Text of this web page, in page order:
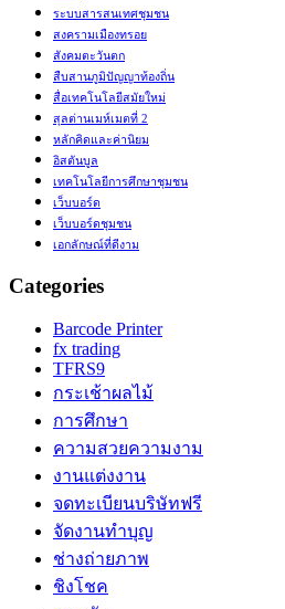
ระบบสารสนเทศชุมชน
สงครามเมืองทรอย
สังคมตะวันตก
สืบสานภูมิปัญญาท้องถิ่น
สื่อเทคโนโลยีสมัยใหม่
สุลต่านเมห์เมตที่ 2
หลักคิดและค่านิยม
อิสตันบูล
เทคโนโลยีการศึกษาชุมชน
เว็บบอร์ด
เว็บบอร์ดชุมชน
เอกลักษณ์ที่ดีงาม
Categories
Barcode Printer
fx trading
TFRS9
กระเช้าผลไม้
การศึกษา
ความสวยความงาม
งานแต่งงาน
จดทะเบียนบริษัทฟรี
จัดงานทำบุญ
ช่างถ่ายภาพ
ชิงโชค